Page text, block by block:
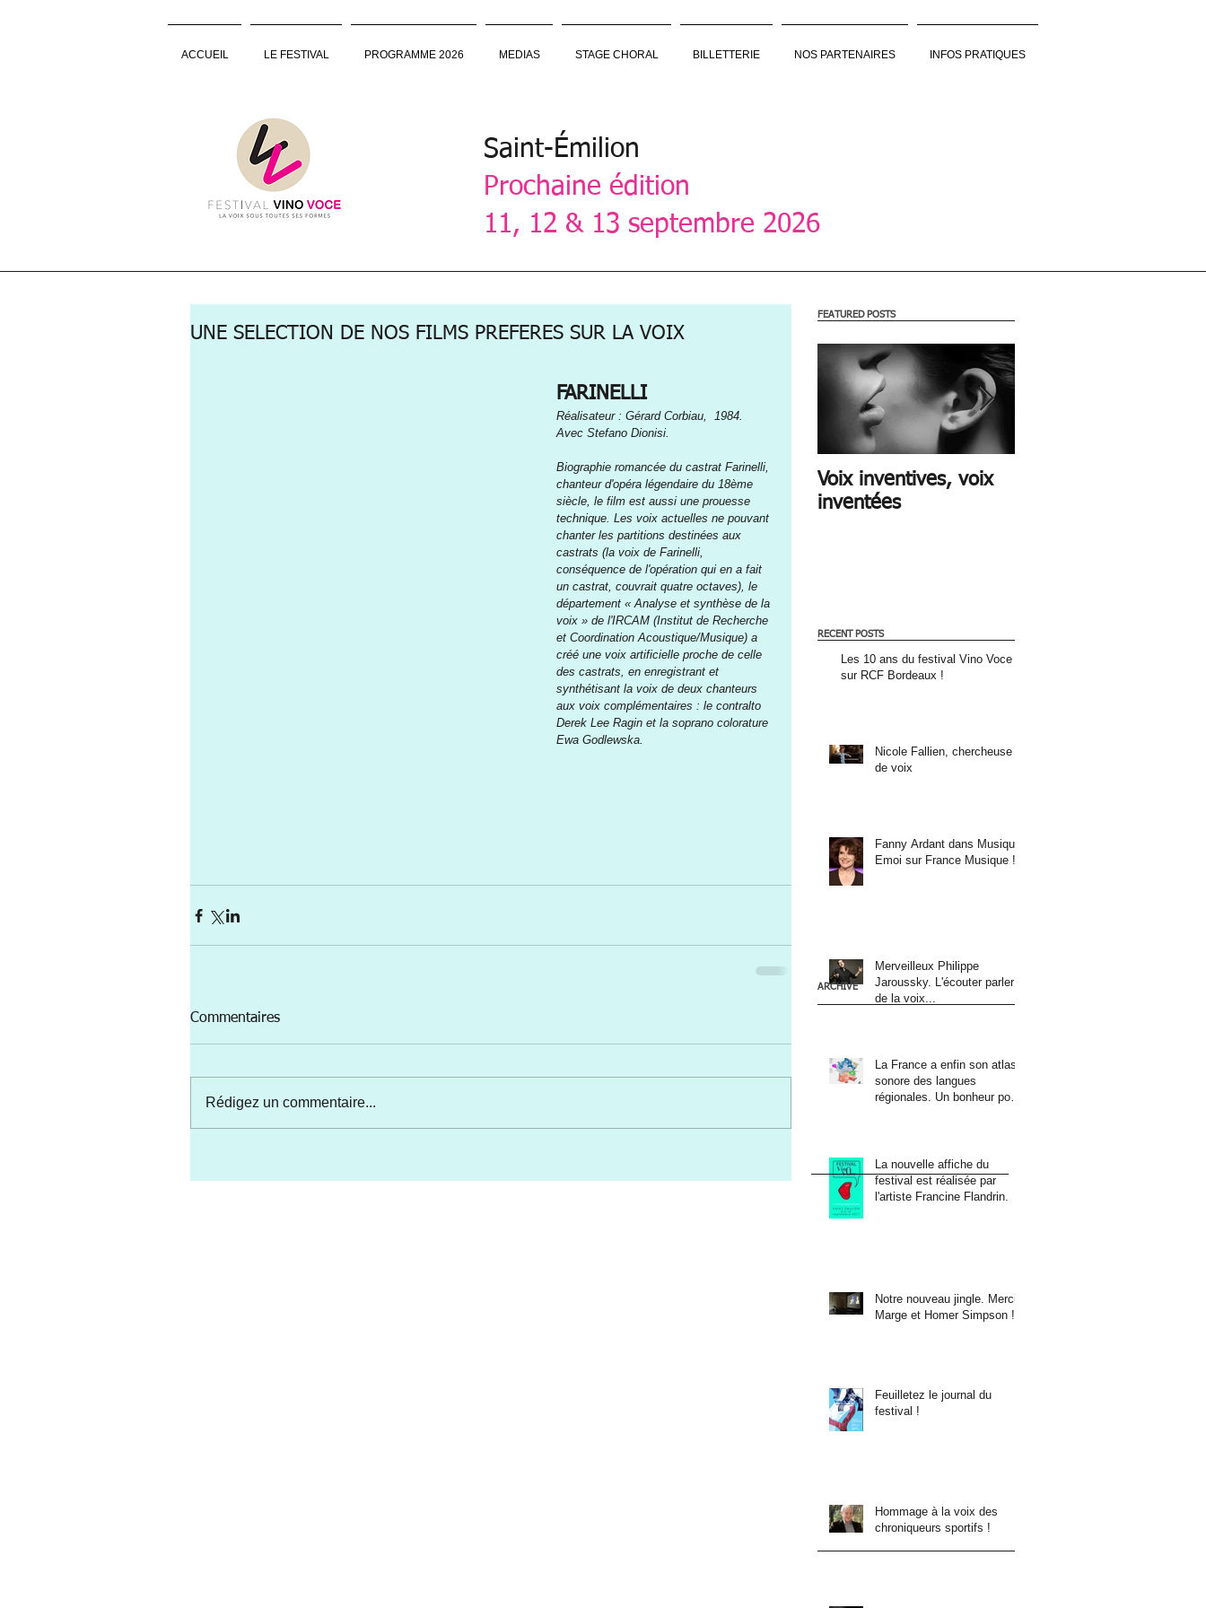
ACCUEIL LE FESTIVAL PROGRAMME 2026 MEDIAS STAGE CHORAL BILLETTERIE NOS PARTENAIRES INFOS PRATIQUES
Saint-Émilion
Prochaine édition
11, 12 & 13 septembre 2026
UNE SELECTION DE NOS FILMS PREFERES SUR LA VOIX
FARINELLI
Réalisateur : Gérard Corbiau,  1984.
Avec Stefano Dionisi.
Biographie romancée du castrat Farinelli,
chanteur d'opéra légendaire du 18ème
siècle, le film est aussi une prouesse
technique. Les voix actuelles ne pouvant
chanter les partitions destinées aux
castrats (la voix de Farinelli,
conséquence de l'opération qui en a fait
un castrat, couvrait quatre octaves), le
département « Analyse et synthèse de la
voix » de l'IRCAM (Institut de Recherche
et Coordination Acoustique/Musique) a
créé une voix artificielle proche de celle
des castrats, en enregistrant et
synthétisant la voix de deux chanteurs
aux voix complémentaires : le contralto
Derek Lee Ragin et la soprano colorature
Ewa Godlewska.
Commentaires
Rédigez un commentaire...
FEATURED POSTS
Voix inventives, voix
inventées
Les 10 ans du festival Vino Voce
sur RCF Bordeaux !
Nicole Fallien, chercheuse
de voix
Fanny Ardant dans Musique
Emoi sur France Musique !
Merveilleux Philippe
Jaroussky. L'écouter parler
de la voix...
La France a enfin son atlas
sonore des langues
régionales. Un bonheur pour
La nouvelle affiche du
festival est réalisée par
l'artiste Francine Flandrin.
Notre nouveau jingle. Merci
Marge et Homer Simpson !
Feuilletez le journal du
festival !
Hommage à la voix des
chroniqueurs sportifs !
RECENT POSTS
ARCHIVE